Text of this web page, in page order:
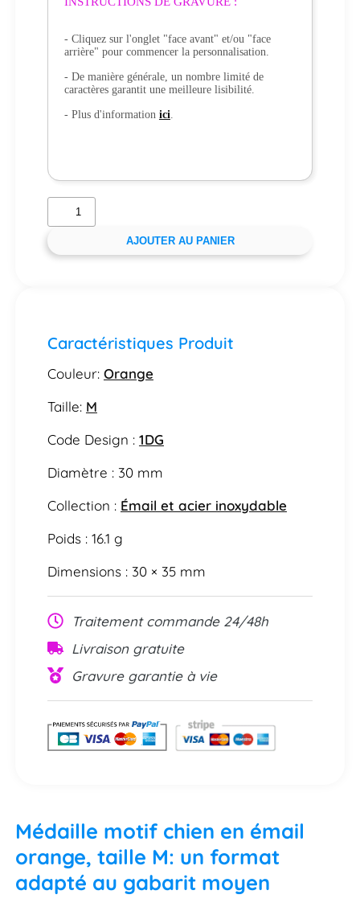
- Cliquez sur l'onglet "face avant" et/ou "face
arrière" pour commencer la personnalisation.
- De manière générale, un nombre limité de
caractères garantit une meilleure lisibilité.
- Plus d'information ici.
AJOUTER AU PANIER
Caractéristiques Produit
Couleur: Orange
Taille: M
Code Design : 1DG
Diamètre : 30 mm
Collection : Émail et acier inoxydable
Poids : 16.1 g
Dimensions : 30 × 35 mm
Traitement commande 24/48h
Livraison gratuite
Gravure garantie à vie
Médaille motif chien en émail
orange, taille M: un format
adapté au gabarit moyen